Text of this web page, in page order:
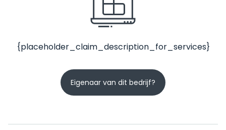
{placeholder_claim_description_for_services}
Eigenaar van dit bedrijf?